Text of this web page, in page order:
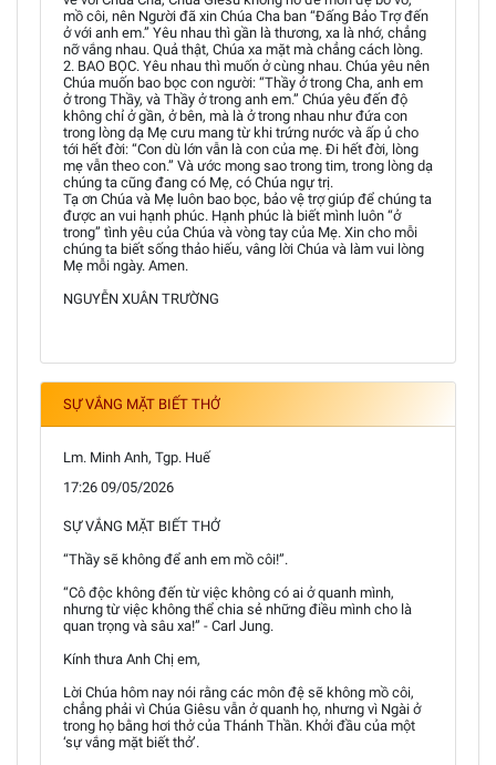
mồ côi, nên Người đã xin Chúa Cha ban “Đấng Bảo Trợ đến
ở với anh em.” Yêu nhau thì gần là thương, xa là nhớ, chẳng
nỡ vắng nhau. Quả thật, Chúa xa mặt mà chẳng cách lòng.
2. BAO BỌC. Yêu nhau thì muốn ở cùng nhau. Chúa yêu nên
Chúa muốn bao bọc con người: “Thầy ở trong Cha, anh em
ở trong Thầy, và Thầy ở trong anh em.” Chúa yêu đến độ
không chỉ ở gần, ở bên, mà là ở trong nhau như đứa con
trong lòng dạ Mẹ cưu mang từ khi trứng nước và ấp ủ cho
tới hết đời: “Con dù lớn vẫn là con của mẹ. Đi hết đời, lòng
mẹ vẫn theo con.” Và ước mong sao trong tim, trong lòng dạ
chúng ta cũng đang có Mẹ, có Chúa ngự trị.
Tạ ơn Chúa và Mẹ luôn bao bọc, bảo vệ trợ giúp để chúng ta
được an vui hạnh phúc. Hạnh phúc là biết mình luôn “ở
trong” tình yêu của Chúa và vòng tay của Mẹ. Xin cho mỗi
chúng ta biết sống thảo hiếu, vâng lời Chúa và làm vui lòng
Mẹ mỗi ngày. Amen.
NGUYỄN XUÂN TRƯỜNG
SỰ VẮNG MẶT BIẾT THỞ
Lm. Minh Anh, Tgp. Huế
17:26 09/05/2026
SỰ VẮNG MẶT BIẾT THỞ
“Thầy sẽ không để anh em mồ côi!”.
“Cô độc không đến từ việc không có ai ở quanh mình,
nhưng từ việc không thể chia sẻ những điều mình cho là
quan trọng và sâu xa!” - Carl Jung.
Kính thưa Anh Chị em,
Lời Chúa hôm nay nói rằng các môn đệ sẽ không mồ côi,
chẳng phải vì Chúa Giêsu vẫn ở quanh họ, nhưng vì Ngài ở
trong họ bằng hơi thở của Thánh Thần. Khởi đầu của một
‘sự vắng mặt biết thở’.